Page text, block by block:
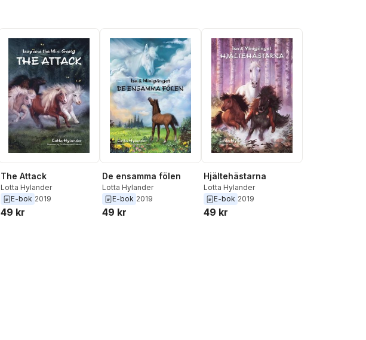
The Attack
Lotta Hylander
E-bok 2019
49 kr
De ensamma fölen
Lotta Hylander
E-bok 2019
49 kr
Hjältehästarna
Lotta Hylander
E-bok 2019
49 kr